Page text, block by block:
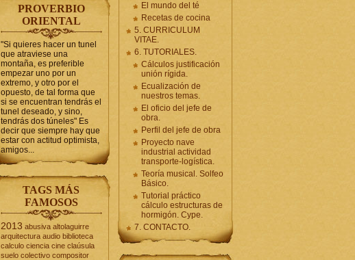
PROVERBIO
ORIENTAL
"Si quieres hacer un tunel
que atraviese una
montaña, es preferible
empezar uno por un
extremo, y otro por el
opuesto, de tal forma que
si se encuentran tendrás el
tunel deseado, y sino,
tendrás dos túneles" Es
decir que siempre hay que
estar con actitud optimista,
amigos...
TAGS MÁS
FAMOSOS
2013 abusiva altolaguirre
arquitectura audio biblioteca
calculo ciencia cine claúsula
suelo colectivo compositor
El mundo del té
Recetas de cocina
5. CURRICULUM
VITAE.
6. TUTORIALES.
Cálculos justificación
unión rígida.
Ecualización de
nuestros temas.
El oficio del jefe de
obra.
Perfil del jefe de obra
Proyecto nave
industrial actividad
transporte-logística.
Teoría musical. Solfeo
Básico.
Tutorial práctico
cálculo estructuras de
hormigón. Cype.
7. CONTACTO.